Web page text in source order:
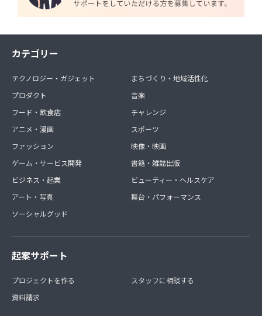
カテゴリー
テクノロジー・ガジェット
プロダクト
フード・飲食店
アニメ・漫画
ファッション
ゲーム・サービス開発
ビジネス・起業
アート・写真
ソーシャルグッド
まちづくり・地域活性化
音楽
チャレンジ
スポーツ
映像・映画
書籍・雑誌出版
ビューティー・ヘルスケア
舞台・パフォーマンス
起案サポート
プロジェクトを作る
資料請求
スタッフに相談する